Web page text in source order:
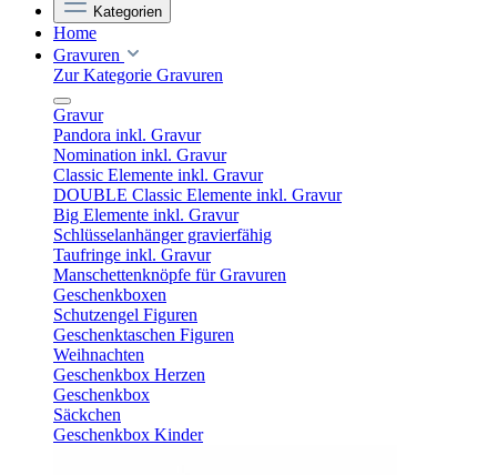
Kategorien
Home
Gravuren
Zur Kategorie Gravuren
Gravur
Pandora inkl. Gravur
Nomination inkl. Gravur
Classic Elemente inkl. Gravur
DOUBLE Classic Elemente inkl. Gravur
Big Elemente inkl. Gravur
Schlüsselanhänger gravierfähig
Taufringe inkl. Gravur
Manschettenknöpfe für Gravuren
Geschenkboxen
Schutzengel Figuren
Geschenktaschen Figuren
Weihnachten
Geschenkbox Herzen
Geschenkbox
Säckchen
Geschenkbox Kinder